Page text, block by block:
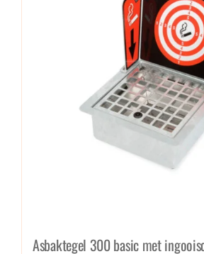
Asbaktegel 300 basic met